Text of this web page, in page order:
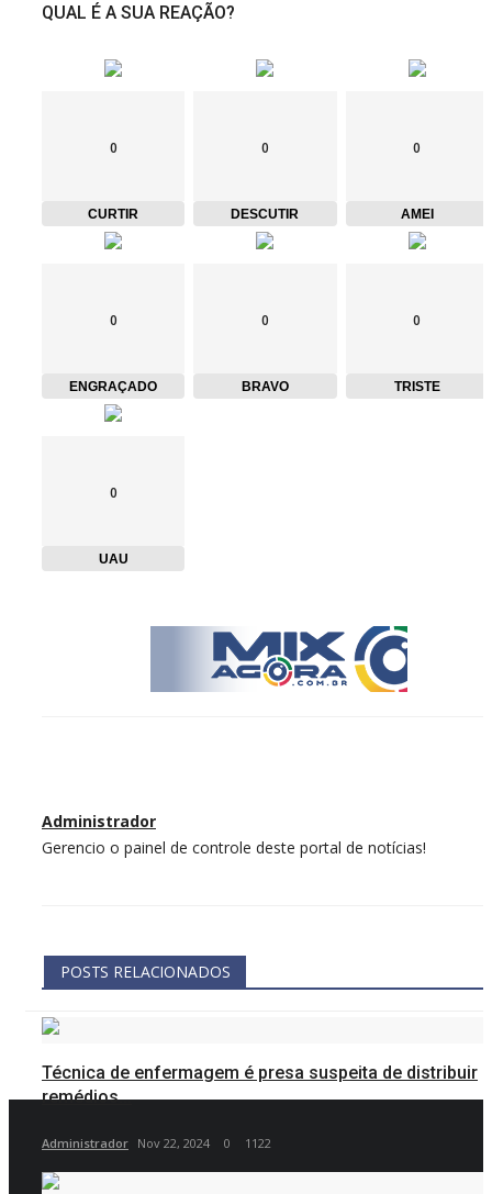
QUAL É A SUA REAÇÃO?
0
CURTIR
0
DESCUTIR
0
AMEI
0
ENGRAÇADO
0
BRAVO
0
TRISTE
0
UAU
Administrador
Gerencio o painel de controle deste portal de notícias!
POSTS RELACIONADOS
Técnica de enfermagem é presa suspeita de distribuir
remédios...
Administrador Nov 22, 2024 0 1122